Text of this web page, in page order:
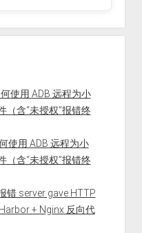
使用 ADB 远程为小
（含“未授权”报错终
使用 ADB 远程为小
（含“未授权”报错终
错 server gave HTTP
+ Nginx 反向代